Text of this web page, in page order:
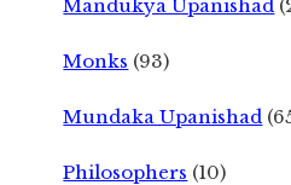
Mandukya Upanishad
Monks (93)
Mundaka Upanishad
Philosophers (10)